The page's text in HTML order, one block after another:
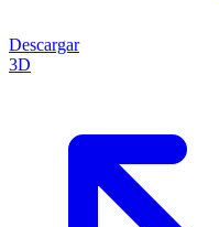
Descargar
3D